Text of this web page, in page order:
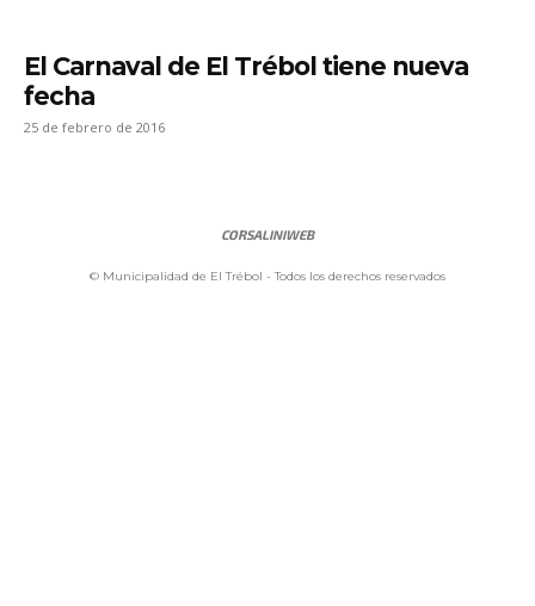
El Carnaval de El Trébol tiene nueva
fecha
25 de febrero de 2016
CORSALINIWEB
© Municipalidad de El Trébol - Todos los derechos reservados